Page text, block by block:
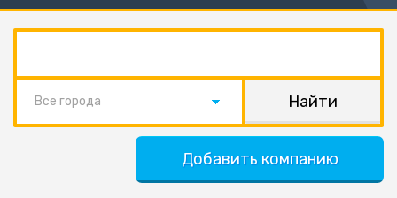
Все города
Добавить компанию